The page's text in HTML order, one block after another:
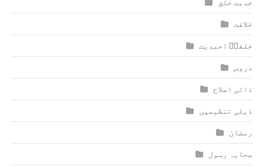
خدمت خلق
خلافت
خلفاؑ احمدیت
دروس
ذاتی اصلاح
ذیلی تنظیمیں
رمضان
صحابہ رسول